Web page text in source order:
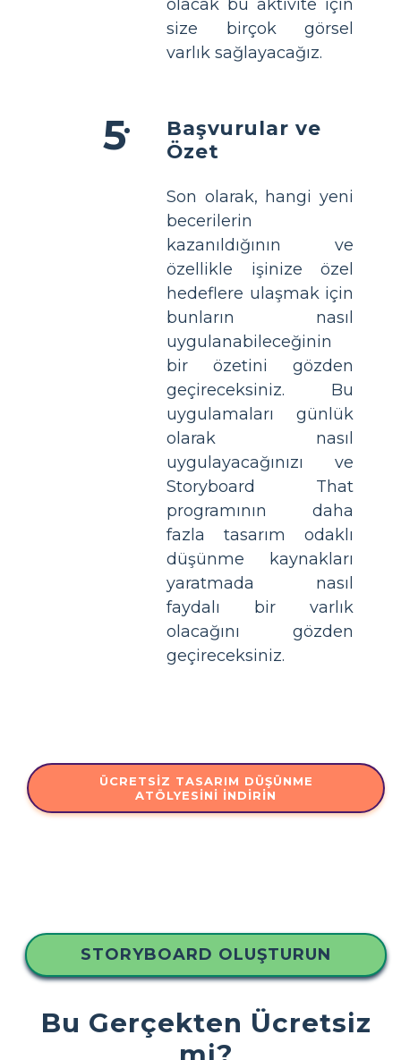
olacak bu aktivite için
size birçok görsel
varlık sağlayacağız.
Başvurular ve
Özet
Son olarak, hangi yeni
becerilerin
kazanıldığının ve
özellikle işinize özel
hedeflere ulaşmak için
bunların nasıl
uygulanabileceğinin
bir özetini gözden
geçireceksiniz. Bu
uygulamaları günlük
olarak nasıl
uygulayacağınızı ve
Storyboard That
programının daha
fazla tasarım odaklı
düşünme kaynakları
yaratmada nasıl
faydalı bir varlık
olacağını gözden
geçireceksiniz.
ÜCRETSIZ TASARIM DÜŞÜNME
ATÖLYESINI İNDIRIN
STORYBOARD OLUŞTURUN
Bu Gerçekten Ücretsiz